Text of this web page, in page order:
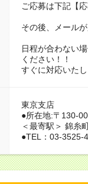
ご応募は下記【
その後、メール
日程が合わない
ください！！
すぐに対応いたし
東京支店
●所在地:〒130-
＜最寄駅＞ 錦糸
●TEL：03-3525-